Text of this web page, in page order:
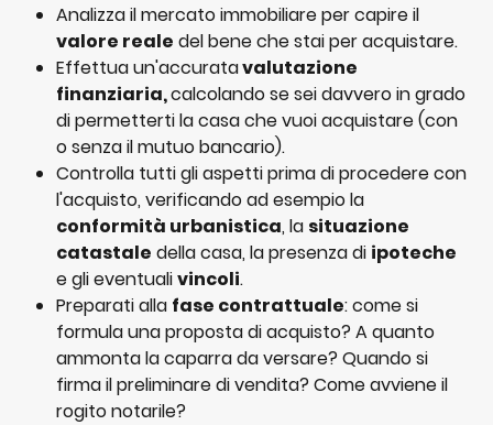
Analizza il mercato immobiliare per capire il
valore reale del bene che stai per acquistare.
Effettua un'accurata valutazione
finanziaria, calcolando se sei davvero in grado
di permetterti la casa che vuoi acquistare (con
o senza il mutuo bancario).
Controlla tutti gli aspetti prima di procedere con
l'acquisto, verificando ad esempio la
conformità urbanistica, la situazione
catastale della casa, la presenza di ipoteche
e gli eventuali vincoli.
Preparati alla fase contrattuale: come si
formula una proposta di acquisto? A quanto
ammonta la caparra da versare? Quando si
firma il preliminare di vendita? Come avviene il
rogito notarile?